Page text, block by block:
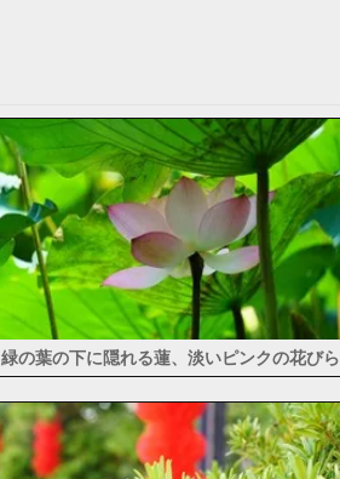
緑の葉の下に隠れる蓮、淡いピンクの花びら